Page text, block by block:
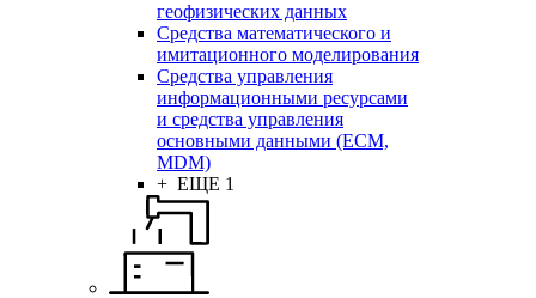
геофизических данных
Средства математического и
имитационного моделирования
Средства управления
информационными ресурсами
и средства управления
основными данными (ECM,
MDM)
+ ЕЩЕ 1